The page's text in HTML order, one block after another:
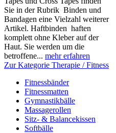
Sie in der Rubrik Binden und
Bandagen eine Vielzahl weiterer
Artikel. Haftbinden haften
komplett ohne Kleber auf der
Haut. Sie werden um die
betroffene... mehr erfahren
Zur Kategorie Therapie / Fitness
Fitnessbänder
Fitnessmatten
Gymnastikbälle
Massagerollen
Sitz- & Balancekissen
Softbälle